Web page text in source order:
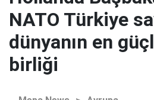
NATO Türkiye
dünyanın en
birliği